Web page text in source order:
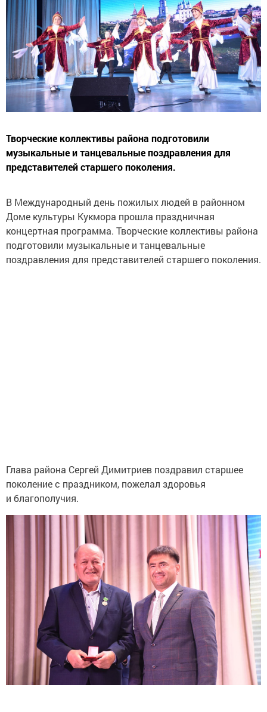
Творческие коллективы района подготовили
музыкальные и танцевальные поздравления для
представителей старшего поколения.
В Международный день пожилых людей в районном
Доме культуры Кукмора прошла праздничная
концертная программа. Творческие коллективы района
подготовили музыкальные и танцевальные
поздравления для представителей старшего поколения.
Глава района Сергей Димитриев поздравил старшее
поколение с праздником, пожелал здоровья
и благополучия.